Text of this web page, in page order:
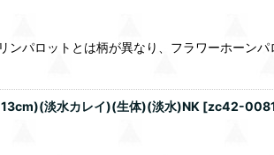
パロットとは柄が異なり、フラワーホーン
13cm)(淡水カレイ)(生体)(淡水)NK [zc42-